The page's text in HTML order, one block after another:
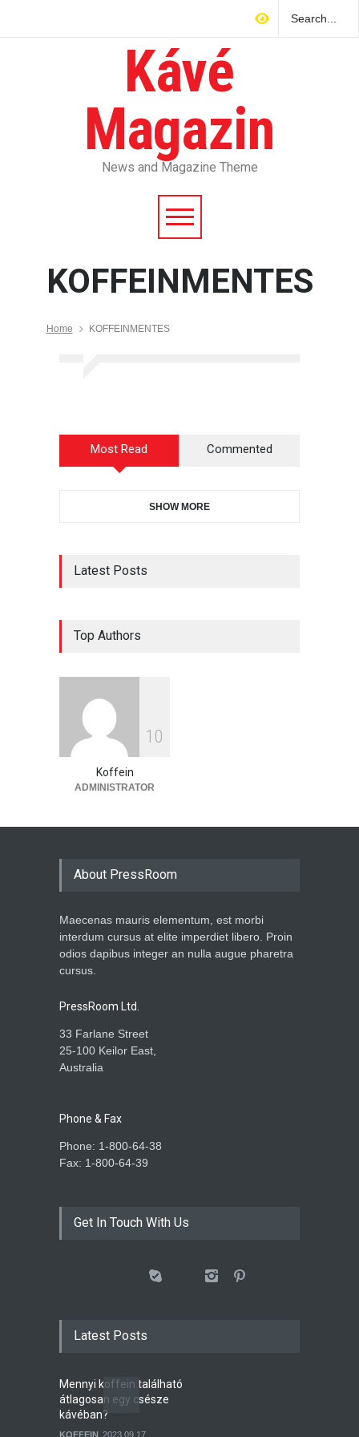
Kávé
Magazin
News and Magazine Theme
KOFFEINMENTES
Home KOFFEINMENTES
Most Read Commented
SHOW MORE
Latest Posts
Top Authors
1 0
Koffein
ADMINISTRATOR
About PressRoom
Maecenas mauris elementum, est morbi
interdum cursus at elite imperdiet libero. Proin
odios dapibus integer an nulla augue pharetra
cursus.
PressRoom Ltd.
33 Farlane Street
25-100 Keilor East,
Australia
Phone & Fax
Phone: 1-800-64-38
Fax: 1-800-64-39
Get In Touch With Us
Latest Posts
Mennyi koffein található
átlagosan egy csésze
kávéban?
KOFFEIN 2023.09.17.